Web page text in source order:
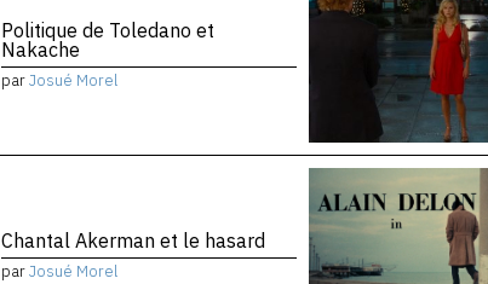
Politique de Toledano et
Nakache
parJosué Morel
Chantal Akerman et le hasard
parJosué Morel